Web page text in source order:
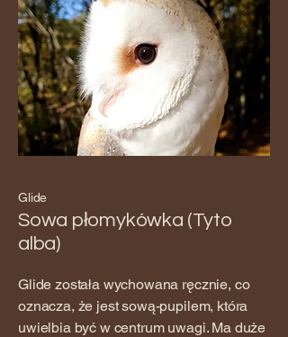
Glide
Sowa płomykówka (Tyto
alba)
Glide została wychowana ręcznie, co
oznacza, że jest sową-pupilem, która
uwielbia być w centrum uwagi. Ma duże